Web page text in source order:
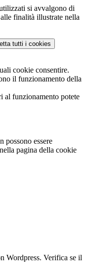
si avvalgono di
finalità illustrate nella
tutti i cookies
cookie consentire.
il funzionamento della
al funzionamento potete
possono essere
pagina della cookie
Wordpress. Verifica se il